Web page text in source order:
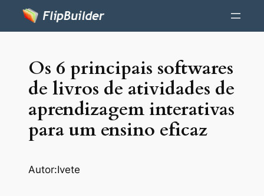
Os 6 principais softwares
de livros de atividades de
aprendizagem interativas
para um ensino eficaz
Autor:Ivete